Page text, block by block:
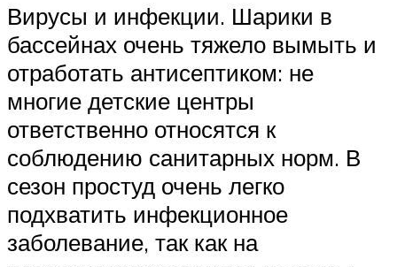
Вирусы и инфекции. Шарики в
бассейнах очень тяжело вымыть и
отработать антисептиком: не
многие детские центры
ответственно относятся к
соблюдению санитарных норм. В
сезон простуд очень легко
подхватить инфекционное
заболевание, так как на